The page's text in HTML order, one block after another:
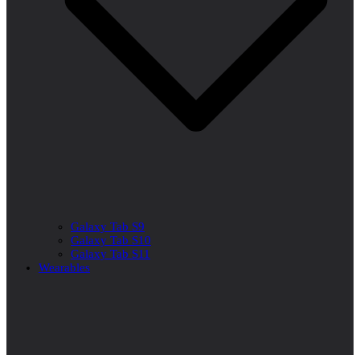
Galaxy Tab S9
Galaxy Tab S10
Galaxy Tab S11
Wearables